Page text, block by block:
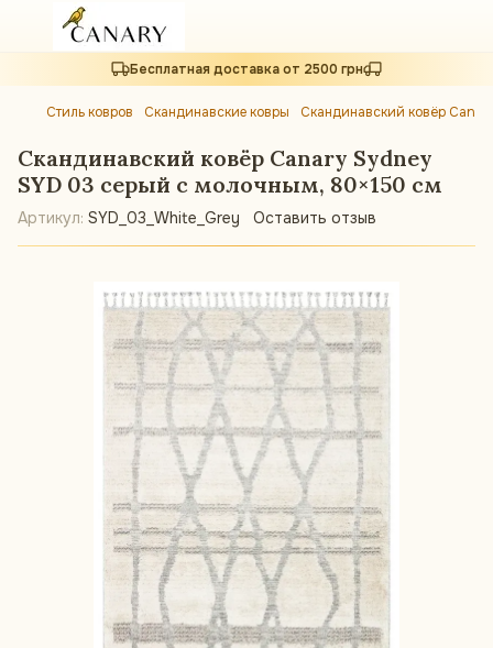
Бесплатная доставка от 2500 грн
Стиль ковров Скандинавские ковры Скандинавский ковёр
Скандинавский ковёр Canary Sydney
SYD 03 серый с молочным, 80×150 см
Артикул: SYD_03_White_Grey Оставить отзыв